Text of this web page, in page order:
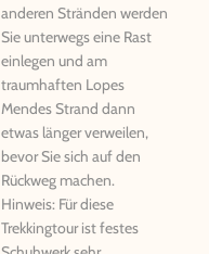
anderen Stränden werden
Sie unterwegs eine Rast
einlegen und am
traumhaften Lopes
Mendes Strand dann
etwas länger verweilen,
bevor Sie sich auf den
Rückweg machen.
Hinweis: Für diese
Trekkingtour ist festes